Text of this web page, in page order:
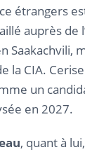
étrangers
auprès de
Saakachvili,
la CIA.
un
en 2027.
, quant à